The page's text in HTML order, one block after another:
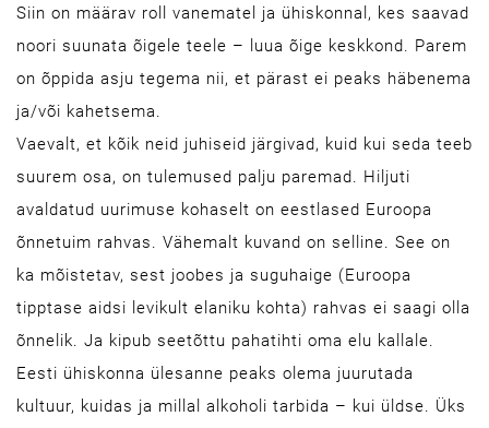
Siin on määrav roll vanematel ja ühiskonnal, kes saavad
noori suunata õigele teele – luua õige keskkond. Parem
on õppida asju tegema nii, et pärast ei peaks häbenema
ja/või kahetsema.
Vaevalt, et kõik neid juhiseid järgivad, kuid kui seda teeb
suurem osa, on tulemused palju paremad. Hiljuti
avaldatud uurimuse kohaselt on eestlased Euroopa
õnnetuim rahvas. Vähemalt kuvand on selline. See on
ka mõistetav, sest joobes ja suguhaige (Euroopa
tipptase aidsi levikult elaniku kohta) rahvas ei saagi olla
õnnelik. Ja kipub seetõttu pahatihti oma elu kallale.
Eesti ühiskonna ülesanne peaks olema juurutada
kultuur, kuidas ja millal alkoholi tarbida – kui üldse. Üks